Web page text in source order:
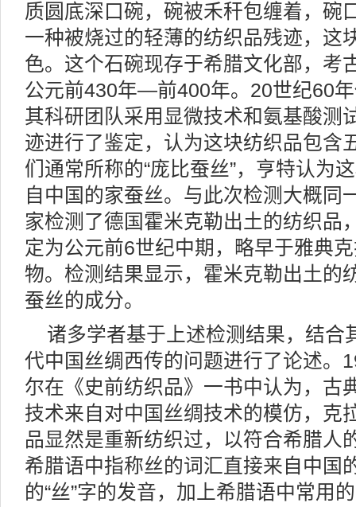
质圆底深口碗，碗被禾秆包缠着，碗
一种被烧过的轻薄的纺织品残迹，这
色。这个石碗现存于希腊文化部，考
公元前430年—前400年。20世纪60
其科研团队采用显微技术和氨基酸测
迹进行了鉴定，认为这块纺织品包含
们通常所称的“庞比蚕丝”，亨特认为
自中国的家蚕丝。与此次检测大概同
家检测了德国霍米克勒出土的纺织品
定为公元前6世纪中期，略早于雅典
物。检测结果显示，霍米克勒出土的
蚕丝的成分。
诸多学者基于上述检测结果，结合
代中国丝绸西传的问题进行了论述。
尔在《史前纺织品》一书中认为，古
技术来自对中国丝绸技术的模仿，克
品显然是重新纺织过，以符合希腊人
希腊语中指称丝的词汇直接来自中国
的“丝”字的发音，加上希腊语中常用